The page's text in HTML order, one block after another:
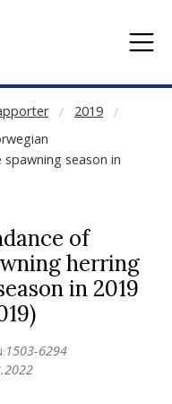
2019
season in
of
herring
in 2019
1503-6294